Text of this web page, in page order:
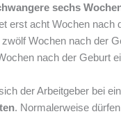
sechs
erst acht Wochen
Wochen nach der
nach der Geburt
der Arbeitgeber bei
. Normalerweise